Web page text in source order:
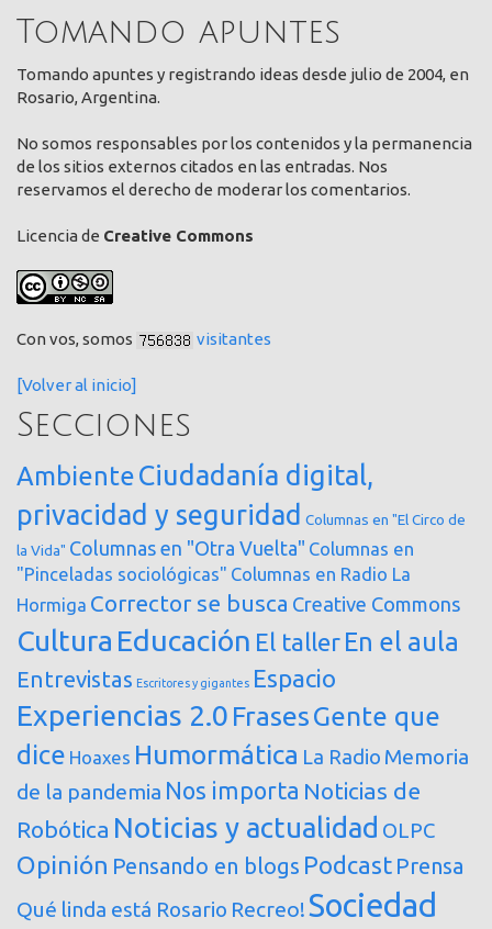
Tomando apuntes
Tomando apuntes y registrando ideas desde julio de 2004, en
Rosario, Argentina.
No somos responsables por los contenidos y la permanencia
de los sitios externos citados en las entradas. Nos
reservamos el derecho de moderar los comentarios.
Licencia de Creative Commons
Con vos, somos visitantes
[Volver al inicio]
Secciones
AmbienteCiudadanía digital,
privacidad y seguridad Columnas en "El Circo de
la Vida" Columnas en "Otra Vuelta" Columnas en
"Pinceladas sociológicas" Columnas en Radio La
Hormiga Corrector se busca Creative Commons
Cultura Educación El taller En el aula
Entrevistas Escritores y gigantes Espacio
Experiencias 2.0 FrasesGente que
dice Hoaxes Humormática La Radio Memoria
de la pandemia Nos importa Noticias de
Robótica Noticias y actualidad OLPC
Opinión Pensando en blogs Podcast Prensa
Qué linda está Rosario Recreo!Sociedad